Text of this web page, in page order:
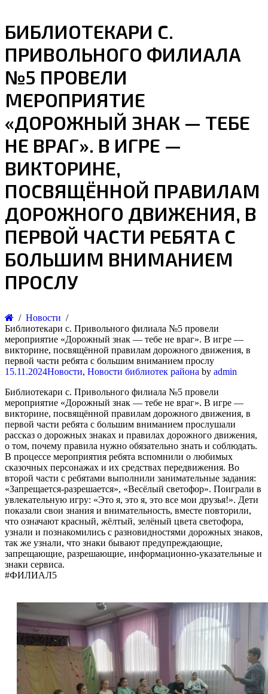
БИБЛИОТЕКАРИ С.
ПРИВОЛЬНОГО ФИЛИАЛА
№5 ПРОВЕЛИ
МЕРОПРИЯТИЕ
«ДОРОЖНЫЙ ЗНАК — ТЕБЕ
НЕ ВРАГ». В ИГРЕ —
ВИКТОРИНЕ,
ПОСВЯЩЁННОЙ ПРАВИЛАМ
ДОРОЖНОГО ДВИЖЕНИЯ, В
ПЕРВОЙ ЧАСТИ РЕБЯТА С
БОЛЬШИМ ВНИМАНИЕМ
ПРОСЛУ
Новости
Библиотекари с. Привольного филиала №5 провели
мероприятие «Дорожный знак — тебе не враг». В игре —
викторине, посвящённой правилам дорожного движения, в
первой части ребята с большим вниманием прослу
15.11.2024Новости, Новости библиотек района by admin
Библиотекари с. Привольного филиала №5 провели
мероприятие «Дорожный знак — тебе не враг». В игре —
викторине, посвящённой правилам дорожного движения, в
первой части ребята с большим вниманием прослушали
рассказ о дорожных знаках и правилах дорожного движения,
о том, почему правила нужно обязательно знать и соблюдать.
В процессе мероприятия ребята вспомнили о любимых
сказочных персонажах и их средствах передвижения. Во
второй части с ребятами выполнили занимательные задания:
«Запрещается-разрешается», «Весёлый светофор». Поиграли в
увлекательную игру: «Это я, это я, это все мои друзья!». Дети
показали свои знания и внимательность, вместе повторили,
что означают красный, жёлтый, зелёный цвета светофора,
узнали и познакомились с разновидностями дорожных знаков,
так же узнали, что знаки бывают предупреждающие,
запрещающие, разрешающие, информационно-указательные и
знаки сервиса.
#ФИЛИАЛ5